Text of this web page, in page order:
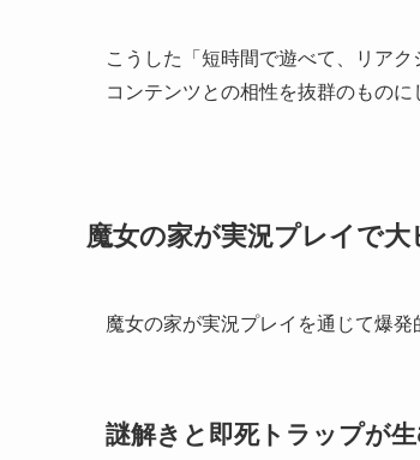
こうした「短時間で遊べて、リア
コンテンツとの相性を抜群のものに
魔女の家が実況プレイで
魔女の家が実況プレイを通じて爆
謎解きと即死トラップが